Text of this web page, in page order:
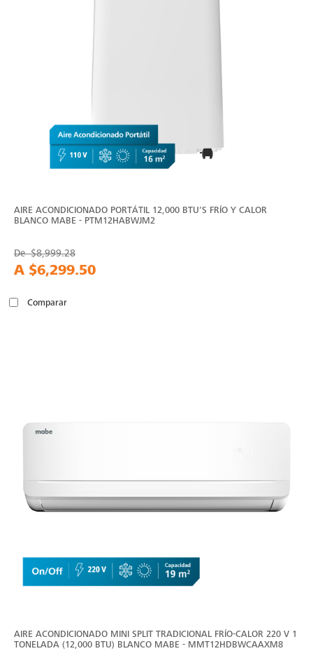
AIRE ACONDICIONADO PORTÁTIL 12,000 BTU’S FRÍO Y CALOR
BLANCO MABE - PTM12HABWJM2
De$8,999.28
A $6,299.50
Comparar
AIRE ACONDICIONADO MINI SPLIT TRADICIONAL FRÍO-CALOR 220 V 1
TONELADA (12,000 BTU) BLANCO MABE - MMT12HDBWCAAXM8